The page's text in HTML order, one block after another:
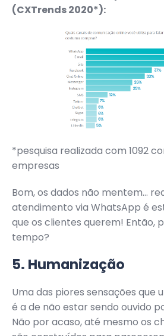
(CXTrends 2020*):
*pesquisa realizada com 1092
empresas
Bom, os dados não mentem…
atendimento via WhatsApp é
que os clientes querem! Então,
tempo?
5. Humanização
Uma das piores sensações que
é a de não estar sendo ouvido
Não por acaso, até mesmo os